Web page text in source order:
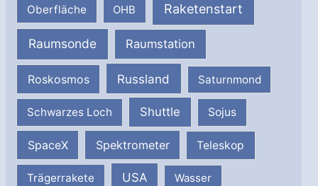
Oberfläche OHB Raketenstart
Raumsonde Raumstation
Roskosmos Russland Saturnmond
Schwarzes Loch Shuttle Sojus
SpaceX Spektrometer Teleskop
Trägerrakete USA Wasser